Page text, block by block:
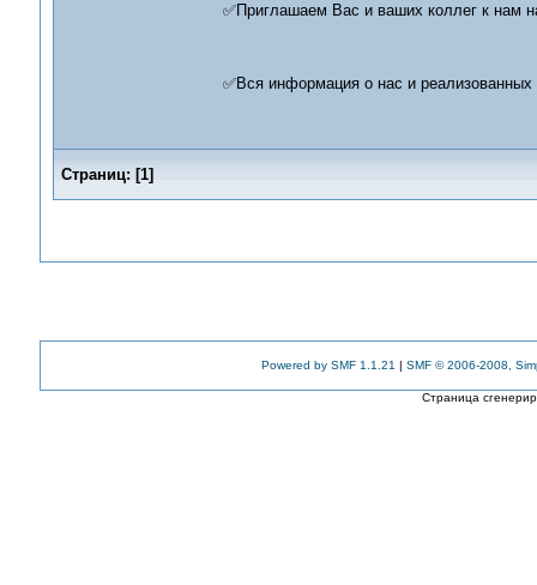
✅Приглашаем Вас и ваших коллег к
✅Вся информация о нас и
Страниц: [1]
Powered by SMF 1.1.21 | SMF © 2006-2008,
Страница